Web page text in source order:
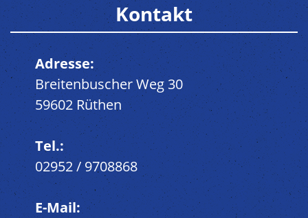
Kontakt
Adresse:
Breitenbuscher Weg 30
59602 Rüthen
Tel.:
02952 / 9708868
E-Mail: